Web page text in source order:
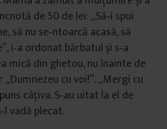
de 50 de lei: „Să‑i spui
să nu se‑ntoarcă acasă, să
i‑a ordonat bărbatul și s‑a
mică din ghetou, nu înainte de
cu voi!”. „Mergi cu
câțiva. S‑au uitat la el de
vadă plecat.